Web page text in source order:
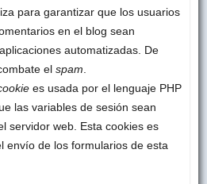
para garantizar que los usuarios
en el blog sean
automatizadas. De
el spam
es usada por el lenguaje PHP
las variables de sesión sean
servidor web. Esta cookies es
envío de los formularios de esta